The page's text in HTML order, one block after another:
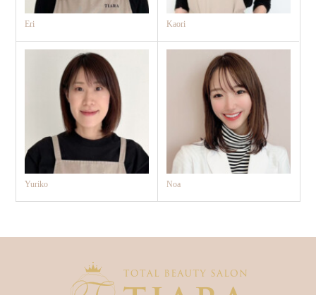
Eri Kaori
Yuriko Noa